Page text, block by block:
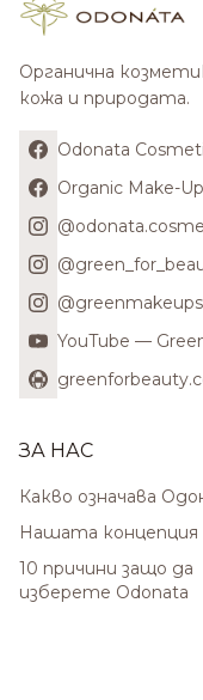
Органична
кожа и природата.
Odonata
Organic Make-
YouTube —
ЗА НАС
Какво означава
Нашата концепция
10 причини защо да
изберете Odonata